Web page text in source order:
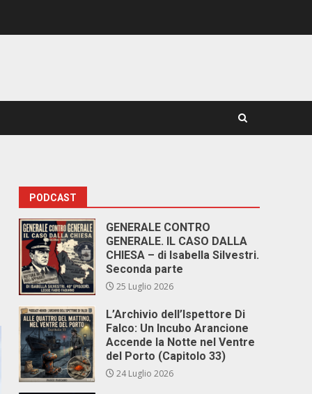
PODCAST
GENERALE CONTRO
GENERALE. IL CASO DALLA
CHIESA – di Isabella Silvestri.
Seconda parte
25 Luglio 2026
L’Archivio dell’Ispettore Di
Falco: Un Incubo Arancione
Accende la Notte nel Ventre
del Porto (Capitolo 33)
24 Luglio 2026